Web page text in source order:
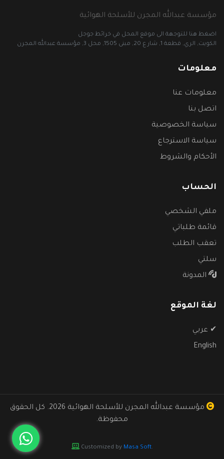
مؤسسة عبدالله المجرن للأسلحة الهوائية
اضغط هنا للتوجهة الى موقع المحل في خرائط جوجل
الكويت, الري, قطعة 1, شار ع 20, مبنى 1505, محل 3, مؤسسة عبدالله المجرن
معلومات
معلومات عنا
اتصل بنا
سياسة الخصوصية
سياسة الاسترجاع
الأحكام والشروط
الحساب
ملفي الشخصي
قائمة طلباتي
تعقب الطلب
سلتي
المدونة
لغة الموقع
✔ عربي
English
مؤسسة عبدالله المجرن للأسلحة الهوائية
2026. كل الحقوق
محفوظة.
Customized by Masa Soft.